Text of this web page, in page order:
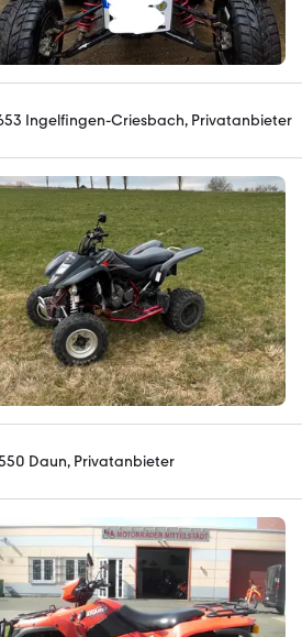
Ingelfingen-Criesbach, Privatanbieter
Daun, Privatanbieter